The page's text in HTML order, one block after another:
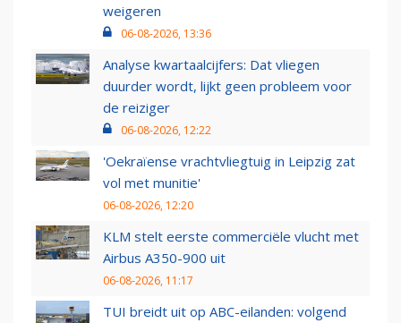
weigeren
06-08-2026, 13:36
Analyse kwartaalcijfers: Dat vliegen
duurder wordt, lijkt geen probleem voor
de reiziger
06-08-2026, 12:22
'Oekraïense vrachtvliegtuig in Leipzig zat
vol met munitie'
06-08-2026, 12:20
KLM stelt eerste commerciële vlucht met
Airbus A350-900 uit
06-08-2026, 11:17
TUI breidt uit op ABC-eilanden: volgend